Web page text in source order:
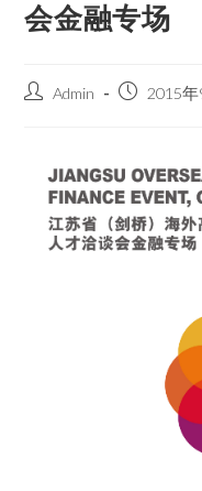
会金融专场
Admin 2015